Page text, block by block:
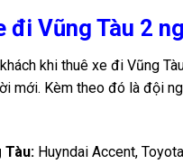
Vũng Tàu 2
khi thuê xe đi Vũng
mới. Kèm theo đó là đội
Tàu: Huyndai Accent,